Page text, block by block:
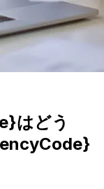
はどう